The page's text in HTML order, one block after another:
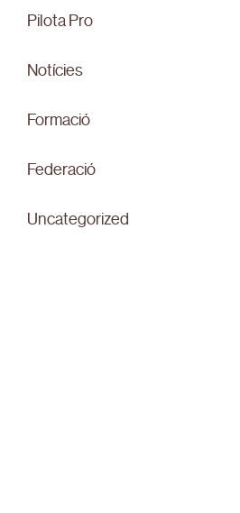
Pilota Pro
Notícies
Formació
Federació
Uncategorized